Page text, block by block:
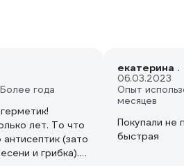
года
лет. То что
антисептик (зато
и грибка).
екатерина .
06.03.2023
Опыт
месяцев
Покупали не
быстрая